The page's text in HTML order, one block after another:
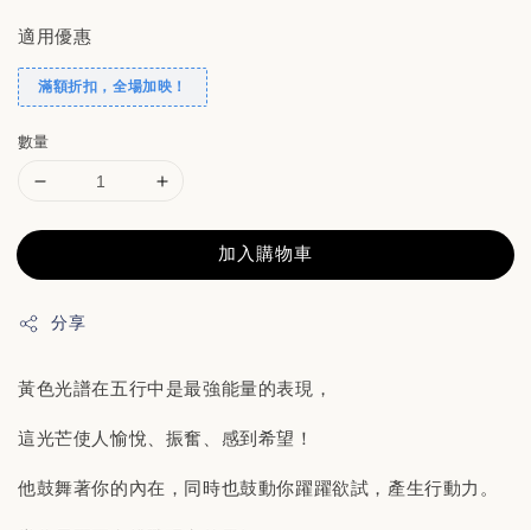
適用優惠
滿額折扣，全場加映！
數量
加入購物車
分享
黃色光譜在五行中是最強能量的表現，
這光芒使人愉悅、振奮、感到希望！
他鼓舞著你的內在，同時也鼓動你躍躍欲試，產生行動力。